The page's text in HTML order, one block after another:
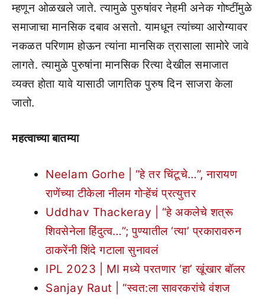
म्हणून ओळखले जाते. त्यामुळे पुरुषांवर नेहमी अनेक गोष्टींमुळे
समाजाचा मानसिक दबाव असतो. यामधून त्यांच्या आरोग्यावर
नकळत परिणाम होऊन त्यांना मानसिक त्रासाला सामोरे जावे
लागते. त्यामुळे पुरुषांना मानसिक रित्या देखील समाजात
व्यक्त होता यावे यासाठी जागतिक पुरुष दिन साजरा केला
जातो.
महत्वाच्या बातम्या
Neelam Gorhe | “हे तर चिंटूचे…”, नारायण
राणेंच्या टीकेला नीलम गोऱ्हेंचं प्रत्युत्तर
Uddhav Thackeray | “हे अकलेचे शत्रू
शिवसेनेला हिंदुत्व…”; पुण्यातील ‘त्या’ प्रकारावरुन
ठाकरेंनी शिंदे गटाला सुनावलं
IPL 2023 | MI मध्ये परतणार ‘हा’ खूंखार बॉलर
Sanjay Raut | “स्वत:ला सावरकरांचे वंशज